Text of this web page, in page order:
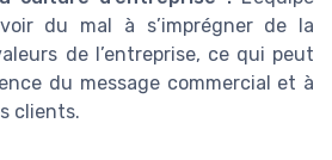
du mal à s’imprégner de la
de l’entreprise, ce qui peut
du message commercial et à
clients.